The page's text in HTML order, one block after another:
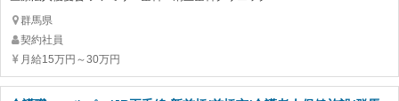
群馬県
契約社員
月給15万円～30万円